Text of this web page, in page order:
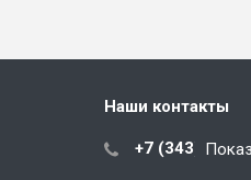
Наши контакты
+7 (343) 288-